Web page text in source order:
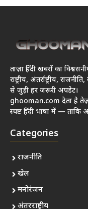
ताज़ा हिंदी खबरों का
राष्ट्रीय, अंतर्राष्ट्रीय,
से जुड़ी हर जरूरी अपडेट।
ghooman.com देता है
स्पष्ट हिंदी भाषा में —
Categories
राजनीति
खेल
मनोरंजन
अंतरराष्ट्रीय